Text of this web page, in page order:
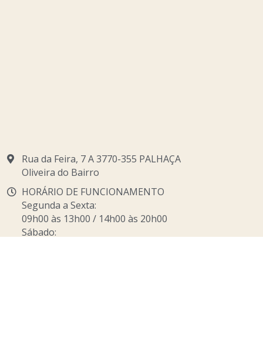
Rua da Feira, 7 A 3770-355 PALHAÇA
Oliveira do Bairro
HORÁRIO DE FUNCIONAMENTO
Segunda a Sexta:
09h00 às 13h00 / 14h00 às 20h00
Sábado: